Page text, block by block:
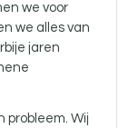
we voor
we alles van
jaren
probleem. Wij